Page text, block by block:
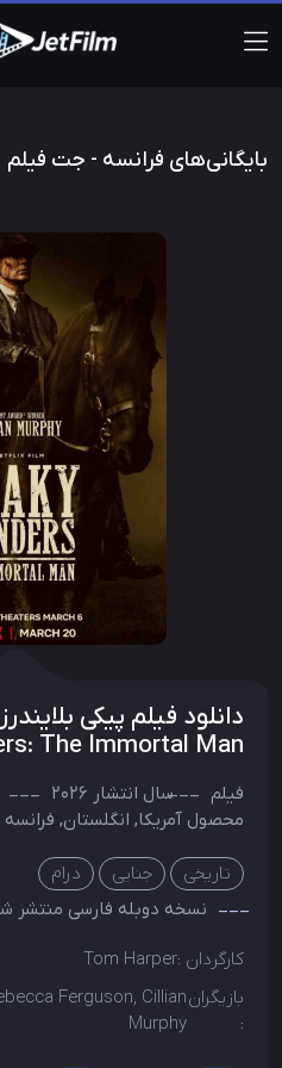
بایگانی‌های فرانسه - جت فیلم
دانلود فیلم پیکی
The Immortal Man
فیلم سال انتشار 2026
محصول آمریکا, انگلستان, فرانسه
تاریخی جنایی
درام
نسخه دوبله فارسی منتشر
کارگردان :Tom Harper
بازیگران
:
Ferguson, Cillian
Murphy